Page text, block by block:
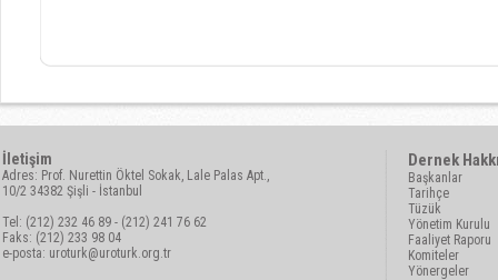
İletişim
Adres: Prof. Nurettin Öktel Sokak, Lale Palas Apt.,
10/2 34382 Şişli - İstanbul
Tel: (212) 232 46 89 - (212) 241 76 62
Faks: (212) 233 98 04
e-posta: uroturk@uroturk.org.tr
Dernek
Başkanlar
Tarihçe
Tüzük
Yönetim Kurulu
Faaliyet Raporu
Komiteler
Yönergeler